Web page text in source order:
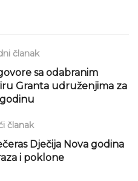
članak
sa odabranim
Granta udruženjima za
članak
Dječija Nova godina
i poklone